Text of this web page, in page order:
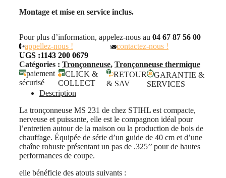
Montage et mise en service inclus.
Pour plus d’information, appelez-nous au 04 67 87 56 00
appellez-nous !
contactez-nous !
UGS :1143 200 0679
Catégories : Tronçonneuse, Tronçonneuse thermique
paiement
sécurisé
CLICK &
COLLECT
RETOUR
& SAV
GARANTIE &
SERVICES
Description
La tronçonneuse MS 231 de chez STIHL est compacte,
nerveuse et puissante, elle est le compagnon idéal pour
l’entretien autour de la maison ou la production de bois de
chauffage. Équipée de série d’un guide de 40 cm et d’une
chaîne robuste présentant un pas de .325’’ pour de hautes
performances de coupe.
elle bénéficie des atouts suivants :